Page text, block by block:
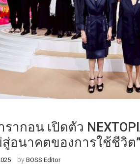
รากอน เปิดตัว
อนาคตของการใช้ชีวิต”
by BOSS Editor